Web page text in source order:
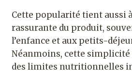
Cette popularité tient aussi
rassurante du produit,
l’enfance et aux petits-
Néanmoins, cette simplicité
des limites nutritionnelles